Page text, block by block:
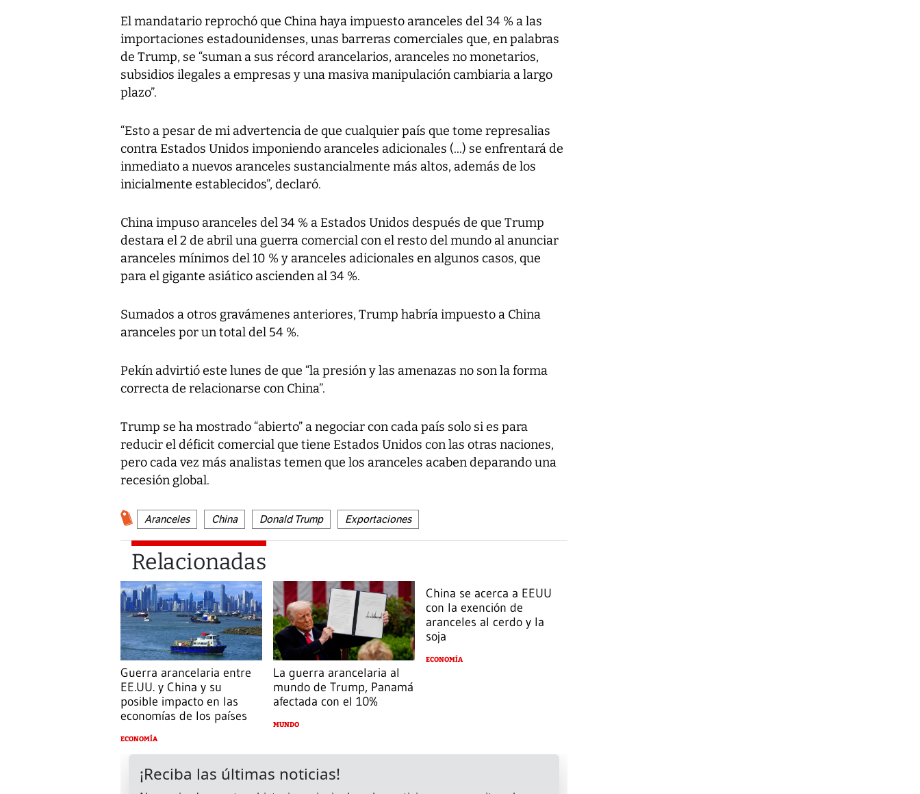
El mandatario reprochó que China haya impuesto aranceles del 34 % a las
importaciones estadounidenses, unas barreras comerciales que, en palabras
de Trump, se “suman a sus récord arancelarios, aranceles no monetarios,
subsidios ilegales a empresas y una masiva manipulación cambiaria a largo
plazo”.
“Esto a pesar de mi advertencia de que cualquier país que tome represalias
contra Estados Unidos imponiendo aranceles adicionales (...) se enfrentará de
inmediato a nuevos aranceles sustancialmente más altos, además de los
inicialmente establecidos”, declaró.
China impuso aranceles del 34 % a Estados Unidos después de que Trump
destara el 2 de abril una guerra comercial con el resto del mundo al anunciar
aranceles mínimos del 10 % y aranceles adicionales en algunos casos, que
para el gigante asiático ascienden al 34 %.
Sumados a otros gravámenes anteriores, Trump habría impuesto a China
aranceles por un total del 54 %.
Pekín advirtió este lunes de que “la presión y las amenazas no son la forma
correcta de relacionarse con China”.
Trump se ha mostrado “abierto” a negociar con cada país solo si es para
reducir el déficit comercial que tiene Estados Unidos con las otras naciones,
pero cada vez más analistas temen que los aranceles acaben deparando una
recesión global.
Aranceles China Donald Trump Exportaciones
Relacionadas
Guerra arancelaria entre
EE.UU. y China y su
posible impacto en las
economías de los países
ECONOMÍA
La guerra arancelaria al
mundo de Trump, Panamá
afectada con el 10%
MUNDO
China se acerca a EEUU
con la exención de
aranceles al cerdo y la
soja
ECONOMÍA